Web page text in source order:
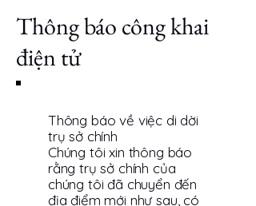
Thông báo công khai
điện tử
Thông báo về việc di dời
trụ sở chính
Chúng tôi xin thông báo
rằng trụ sở chính của
chúng tôi đã chuyển đến
địa điểm mới như sau, có